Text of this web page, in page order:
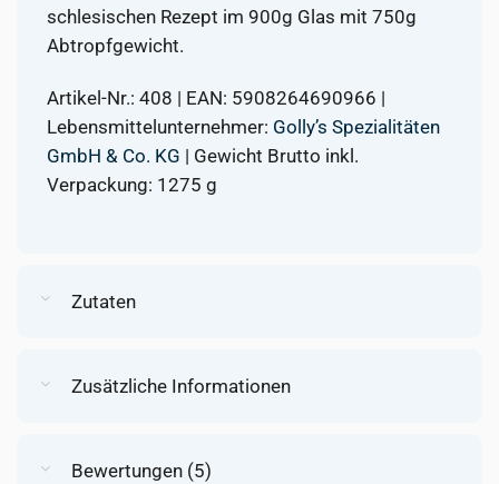
schlesischen Rezept im 900g Glas mit 750g
Abtropfgewicht.
Artikel-Nr.: 408 | EAN: 5908264690966 |
Lebensmittelunternehmer: Golly’s Spezialitäten
GmbH & Co. KG | Gewicht Brutto inkl.
Verpackung: 1275 g
Zutaten
Zusätzliche Informationen
Bewertungen (5)